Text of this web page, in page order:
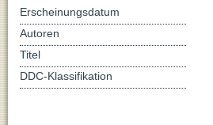
Erscheinungsdatum
Autoren
Titel
DDC-Klassifikation